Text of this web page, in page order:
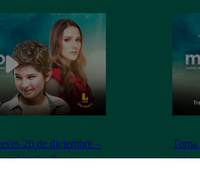
26 de diciembre –
(online y
Toma
ver